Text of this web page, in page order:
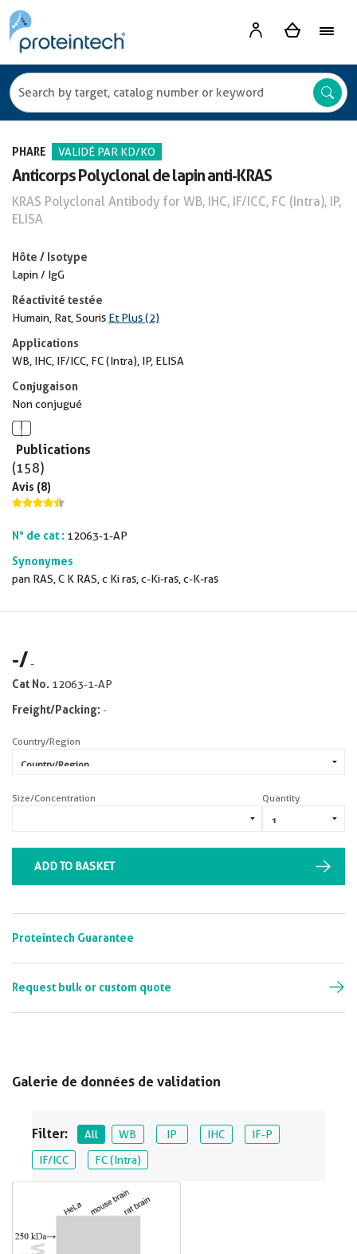
PHARE VALIDÉ PAR KD/KO
Anticorps Polyclonal de lapin anti-KRAS
KRAS Polyclonal Antibody for WB, IHC, IF/ICC, FC (Intra), IP,
ELISA
Hôte / Isotype
Lapin / IgG
Réactivité testée
Humain, Rat, Souris Et Plus (2)
Applications
WB, IHC, IF/ICC, FC (Intra), IP, ELISA
Conjugaison
Non conjugué
Publications
(158)
Avis (8)
N° de cat : 12063-1-AP
Synonymes
pan RAS, C K RAS, c Ki ras, c-Ki-ras, c-K-ras
Galerie de données de validation
Filter: All WB IP IHC
IF-P
IF/ICC
FC (Intra)
-/-
Cat No. 12063-1-AP
Freight/Packing: -
Country/Region
Size/Concentration Quantity
ADD TO BASKET
Proteintech Guarantee
Request bulk or custom quote